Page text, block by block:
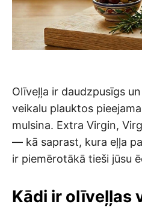
Olīveļļa ir daudzpusīgs
veikalu plauktos
mulsina. Extra Virgin,
— kā saprast, kura eļļa
ir piemērotākā tieši jūsu
Kādi ir olīveļļas